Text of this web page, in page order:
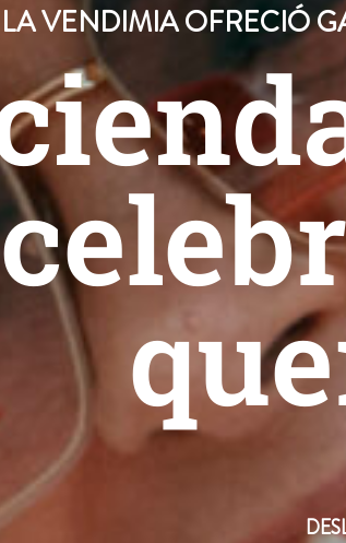
LA VENDIMIA OFRECIÓ